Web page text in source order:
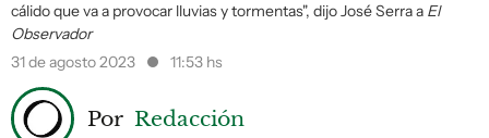
cálido que va a provocar lluvias y tormentas", dijo José Serra a El
Observador
31 de agosto 2023
11:53 hs
Por Redacción